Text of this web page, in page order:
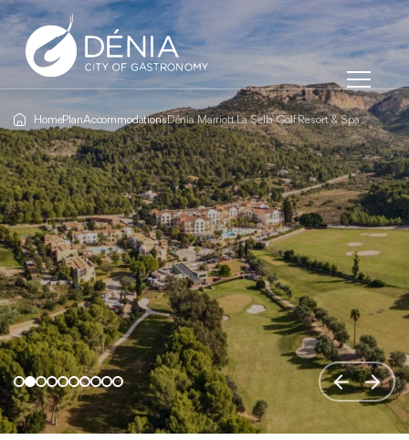
HomePlanAccommodationsDénia Marriott La Sella Golf Resort & Spa